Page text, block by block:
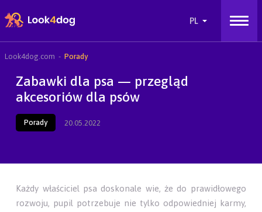
Look4dog.com Porady
Zabawki dla psa — przegląd
akcesoriów dla psów
Porady 20.05.2022
Każdy właściciel psa doskonale wie, że do prawidłowego
rozwoju, pupil potrzebuje nie tylko odpowiedniej karmy,